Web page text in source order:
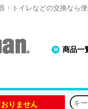
・トイレなどの交換なら
商品一
りません